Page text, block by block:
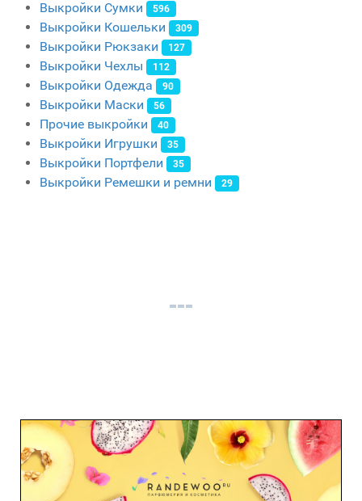
Выкройки Сумки 596
Выкройки Кошельки 309
Выкройки Рюкзаки 127
Выкройки Чехлы 112
Выкройки Одежда 90
Выкройки Маски 56
Прочие выкройки 40
Выкройки Игрушки 35
Выкройки Портфели 35
Выкройки Ремешки и ремни 29